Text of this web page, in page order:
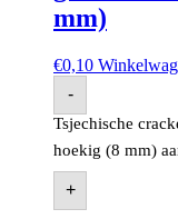
mm)
€0,10
-
Tsjechische
hoekig (8 mm)
+